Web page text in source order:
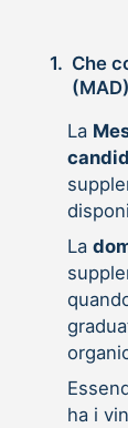
1. Che
La
La
ha i